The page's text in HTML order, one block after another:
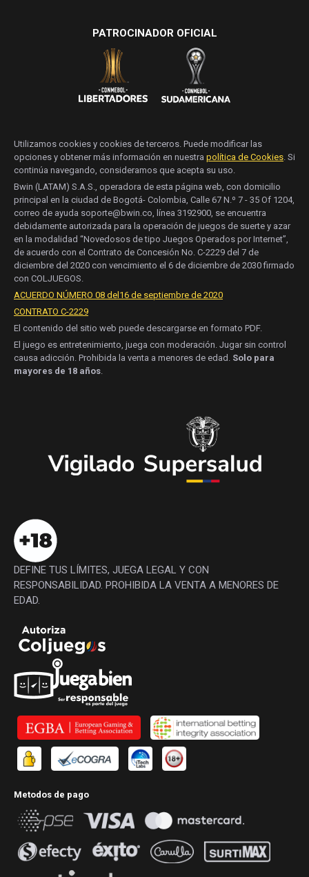
PATROCINADOR OFICIAL
Utilizamos cookies y cookies de terceros. Puede modificar las
opciones y obtener más información en nuestra política de Cookies. Si
continúa navegando, consideramos que acepta su uso.
Bwin (LATAM) S.A.S., operadora de esta página web, con domicilio
principal en la ciudad de Bogotá- Colombia, Calle 67 N.º 7 - 35 Of 1204,
correo de ayuda soporte@bwin.co, línea 3192900, se encuentra
debidamente autorizada para la operación de juegos de suerte y azar
en la modalidad “Novedosos de tipo Juegos Operados por Internet”,
de acuerdo con el Contrato de Concesión No. C-2229 del 7 de
diciembre del 2020 con vencimiento el 6 de diciembre de 2030 firmado
con COLJUEGOS.
ACUERDO NÚMERO 08 del16 de septiembre de 2020
CONTRATO C-2229
El contenido del sitio web puede descargarse en formato PDF.
El juego es entretenimiento, juega con moderación. Jugar sin control
causa adicción. Prohibida la venta a menores de edad. Solo para
mayores de 18 años.
DEFINE TUS LÍMITES, JUEGA LEGAL Y CON
RESPONSABILIDAD. PROHIBIDA LA VENTA A MENORES DE
EDAD.
Metodos de pago